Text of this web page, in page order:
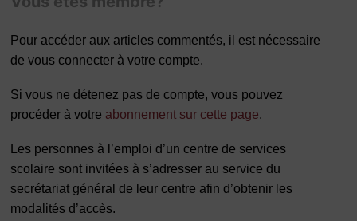
Pour accéder aux articles commentés, il est nécessaire
de vous connecter à votre compte.
Si vous ne détenez pas de compte, vous pouvez
procéder à votre abonnement sur cette page.
Les personnes à l’emploi d’un centre de services
scolaire sont invitées à s’adresser au service du
secrétariat général de leur centre afin d’obtenir les
modalités d’accès.